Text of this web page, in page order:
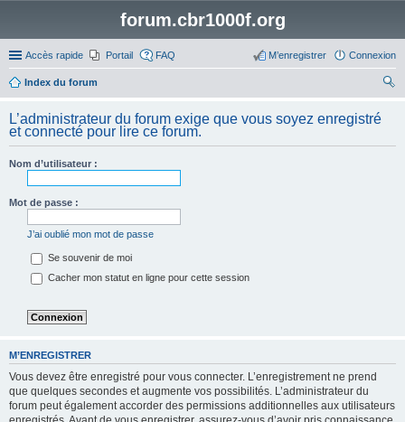
forum.cbr1000f.org
Accès rapide Portail FAQ Connexion
M’enregistrer
Index du forum
ch
L’administrateur du forum exige que vous soyez enregistré
et connecté pour lire ce forum.
Nom d’utilisateur :
Mot de passe :
J’ai oublié mon mot de passe
Se souvenir de moi
Cacher mon statut en ligne pour cette session
M’ENREGISTRER
Vous devez être enregistré pour vous connecter. L’enregistrement ne prend
que quelques secondes et augmente vos possibilités. L’administrateur du
forum peut également accorder des permissions additionnelles aux utilisateurs